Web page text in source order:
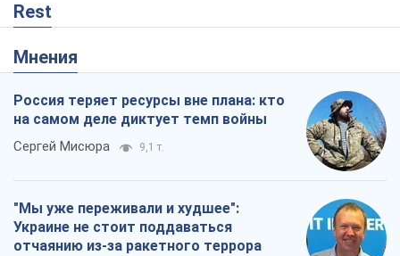
Rest
Мнения
Россия теряет ресурсы вне плана: кто
на самом деле диктует темп войны
Сергей Мисюра 9,1 т.
"Мы уже переживали и худшее":
Украине не стоит поддаваться
отчаянию из-за ракетного террора